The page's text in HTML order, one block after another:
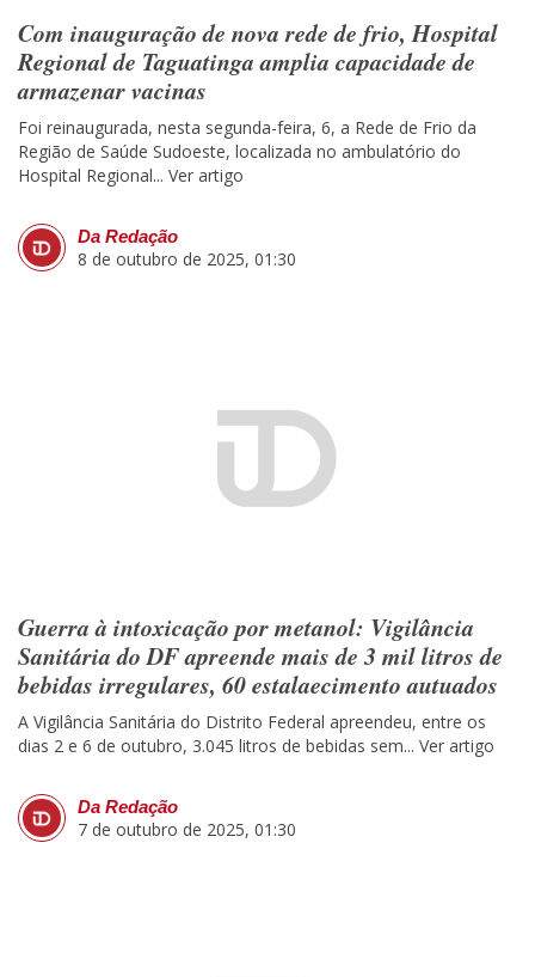
Com inauguração de nova rede de frio, Hospital
Regional de Taguatinga amplia capacidade de
armazenar vacinas
Foi reinaugurada, nesta segunda-feira, 6, a Rede de Frio da
Região de Saúde Sudoeste, localizada no ambulatório do
Hospital Regional... Ver artigo
Da Redação
8 de outubro de 2025, 01:30
Guerra à intoxicação por metanol: Vigilância
Sanitária do DF apreende mais de 3 mil litros de
bebidas irregulares, 60 estalaecimento autuados
A Vigilância Sanitária do Distrito Federal apreendeu, entre os
dias 2 e 6 de outubro, 3.045 litros de bebidas sem... Ver artigo
Da Redação
7 de outubro de 2025, 01:30